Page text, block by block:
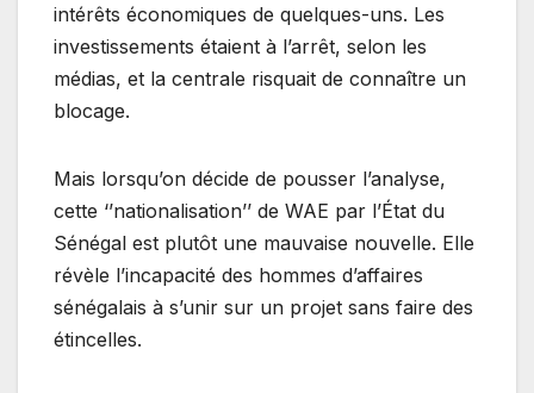
intérêts économiques de quelques-uns. Les
investissements étaient à l’arrêt, selon les
médias, et la centrale risquait de connaître un
blocage.
Mais lorsqu’on décide de pousser l’analyse,
cette ‘’nationalisation’’ de WAE par l’État du
Sénégal est plutôt une mauvaise nouvelle. Elle
révèle l’incapacité des hommes d’affaires
sénégalais à s’unir sur un projet sans faire des
étincelles.